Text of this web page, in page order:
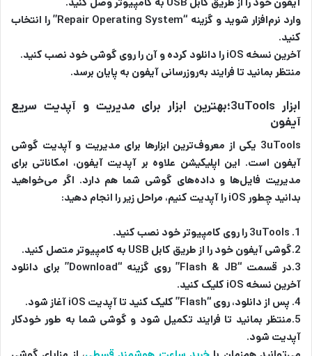
وارد نرم‌افزار شوید و گزینه “Repair Operating System” را انتخاب
کنید.
آخرین نسخه iOS را دانلود کرده و آن را روی گوشی خود نصب کنید.
منتظر بمانید تا فرایند به‌روزرسانی آیفون به پایان برسد.
ابزار 3uTools؛بهترین ابزار برای مدیریت و آپدیت سریع
آیفون
3uTools یکی از معروف‌ترین ابزارها برای مدیریت و آپدیت گوشی
آیفون است. این اپلیکیشن علاوه بر آپدیت آیفون، امکاناتی برای
مدیریت فایل‌ها و داده‌های گوشی شما هم دارد. اگر می‌خواهید
بدانید چطور iOS را آپدیت کنیم، مراحل زیر را انجام دهید:
1. 3uTools را روی کامپیوتر خود نصب کنید.
2.گوشی آیفون خود را از طریق کابل USB به کامپیوتر متصل کنید.
3.در قسمت “Flash & JB” روی گزینه “Download” برای دانلود
آخرین نسخه iOS کلیک کنید.
4. پس از دانلود، روی “Flash” کلیک کنید تا آپدیت iOS آغاز شود.
5.منتظر بمانید تا فرایند تکمیل شود و گوشی شما به طور خودکار
آپدیت شود.